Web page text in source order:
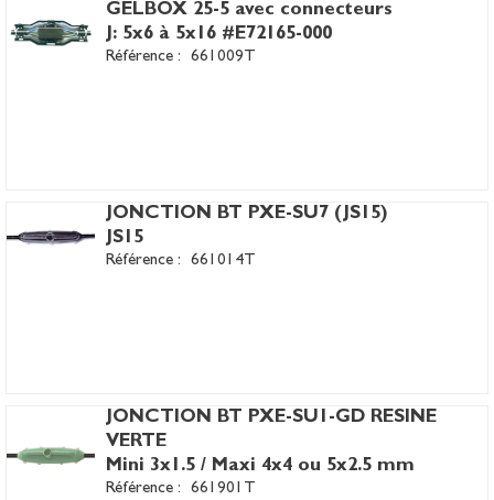
GELBOX 25-5 avec connecteurs
J: 5x6 à 5x16 #E72165-000
Référence : 661009T
JONCTION BT PXE-SU7 (JS15)
JS15
Référence : 661014T
JONCTION BT PXE-SU1-GD RESINE
VERTE
Mini 3x1.5 / Maxi 4x4 ou 5x2.5 mm
Référence : 661901T